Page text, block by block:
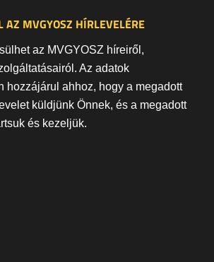
AZ MVGYOSZ HÍRLEVELÉRE
az MVGYOSZ híreiről,
Az adatok
hozzájárul ahhoz, hogy a megadott
küldjünk Önnek, és a megadott
és kezeljük.